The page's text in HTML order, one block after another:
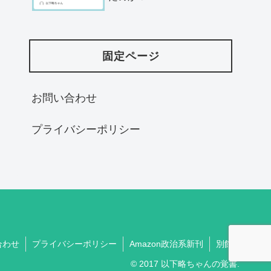
固定ページ
お問い合わせ
プライバシーポリシー
わせ プライバシーポリシー Amazon政治系新刊 別館
© 2017 以下略ちゃんの覚書.